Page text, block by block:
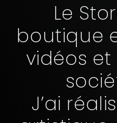
Le
boutique
vidéos
J’ai